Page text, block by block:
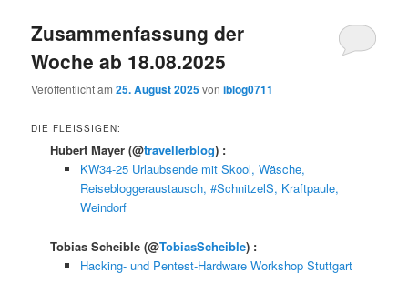
Zusammenfassung der
Woche ab 18.08.2025
Veröffentlicht am25. August 2025voniblog0711
DIE FLEISSIGEN:
Hubert Mayer(@travellerblog) :
KW34-25 Urlaubsende mit Skool, Wäsche,
Reisebloggeraustausch, #SchnitzelS, Kraftpaule,
Weindorf
Tobias Scheible(@TobiasScheible) :
Hacking- und Pentest-Hardware Workshop Stuttgart